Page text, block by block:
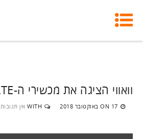
וואווי הציגה את מכשירי ה-MATE החדשים
ON 17 באוקטובר 2018 WITH אין תגובות